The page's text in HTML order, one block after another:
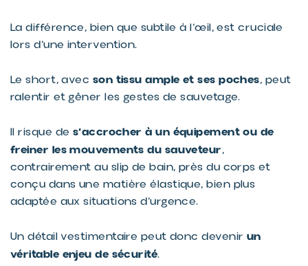
La différence, bien que subtile à l’œil, est cruciale
lors d’une intervention.
Le short, avec son tissu ample et ses poches, peut
ralentir et gêner les gestes de sauvetage.
Il risque de s’accrocher à un équipement ou de
freiner les mouvements du sauveteur,
contrairement au slip de bain, près du corps et
conçu dans une matière élastique, bien plus
adaptée aux situations d’urgence.
Un détail vestimentaire peut donc devenir un
véritable enjeu de sécurité.